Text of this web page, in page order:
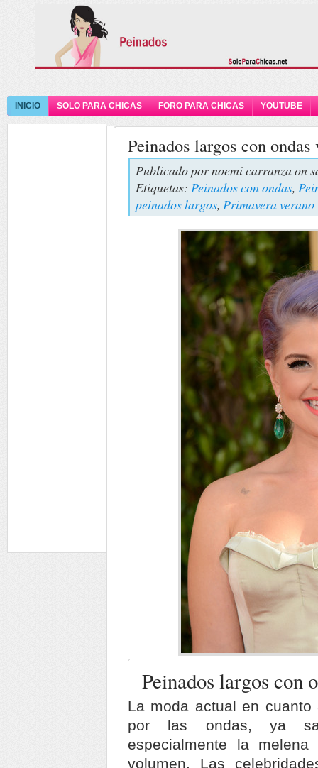
INICIO SOLO PARA CHICAS FORO PARA CHICAS YOUTUBE
Peinados largos con ondas
Publicado pornoemi carranzaon
Etiquetas: Peinados con ondas,
peinados largos, Primavera verano
Peinados largos con
La moda actual en
por las ondas, ya
especialmente la
volumen. Las